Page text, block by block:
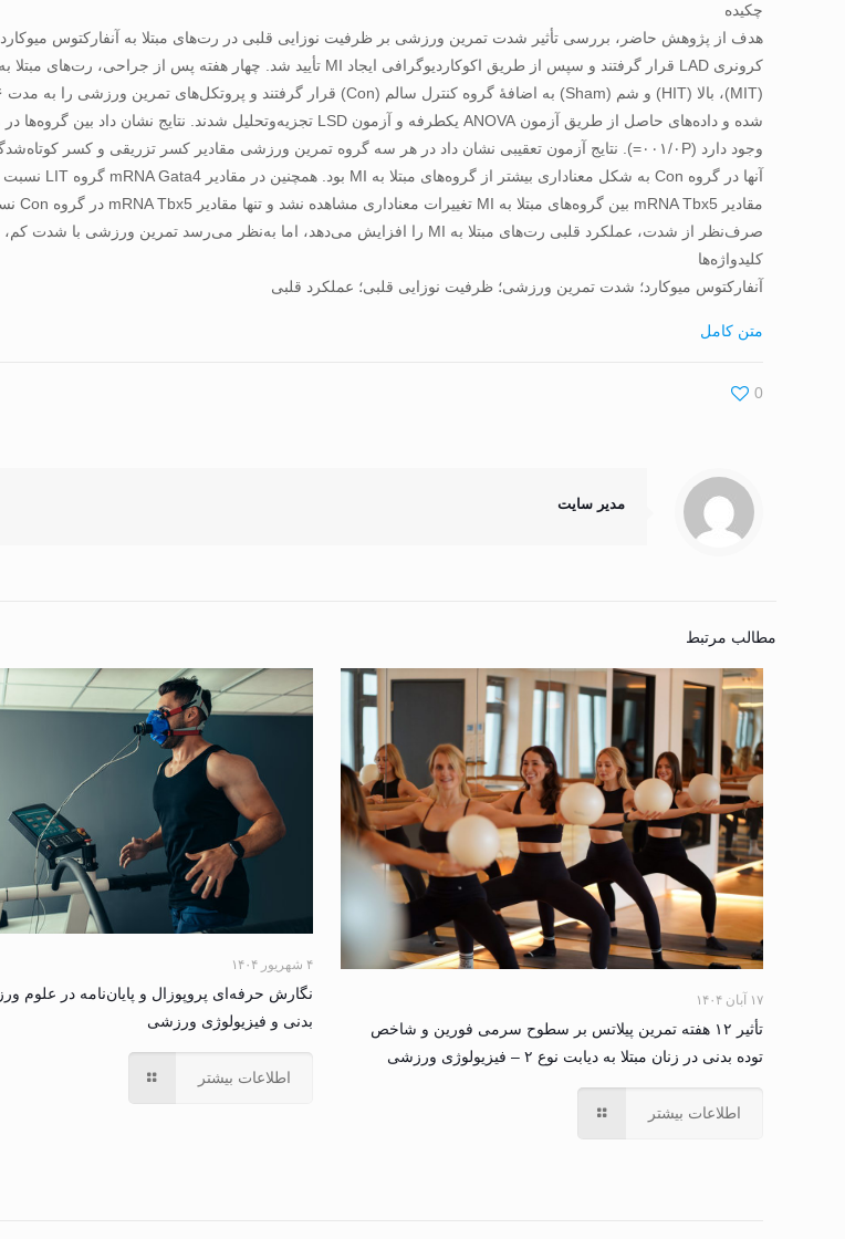
چکیده
صرف‌نظر از شدت، عملکرد قلبی رت‌های مبتلا به MI را افزایش می‌دهد، اما به‌نظر می‌رسد تمرین ورزشی با شدت کم، عامل مؤثرتری در افزایش ظرفیت نوزایی قلبی رت‌های مبتلا به MI باشد.
کلیدواژه‌ها
آنفارکتوس میوکارد؛ شدت تمرین ورزشی؛ ظرفیت نوزایی قلبی؛ عملکرد قلبی
متن کامل
0
مدیر سایت
مطالب مرتبط
۱۷ آبان ۱۴۰۴
تأثیر ۱۲ هفته تمرین پیلاتس بر سطوح سرمی فورین و شاخص
توده بدنی در زنان مبتلا به دیابت نوع ۲ – فیزیولوژی ورزشی
اطلاعات بیشتر
۴ شهریور ۱۴۰۴
نگارش حرفه‌ای پروپوزال و پایان‌نامه در علوم
بدنی و فیزیولوژی ورزشی
اطلاعات بیشتر